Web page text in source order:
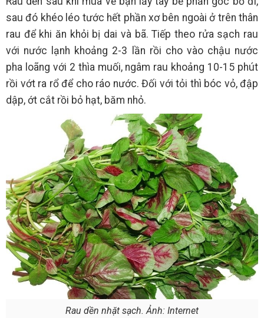
sau đó khéo léo tước hết phần xơ bên ngoài ở trên thân
rau để khi ăn khỏi bị dai và bã. Tiếp theo rửa sạch rau
với nước lạnh khoảng 2-3 lần rồi cho vào chậu nước
pha loãng với 2 thìa muối, ngâm rau khoảng 10-15 phút
rồi vớt ra rổ để cho ráo nước. Đối với tỏi thì bóc vỏ, đập
dập, ớt cắt rồi bỏ hạt, băm nhỏ.
Rau dền nhặt sạch. Ảnh: Internet